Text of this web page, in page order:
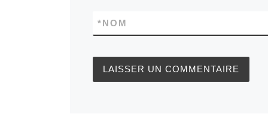
NOM
*